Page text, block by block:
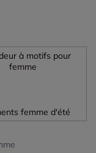
à motifs pour
femme
femme d'été